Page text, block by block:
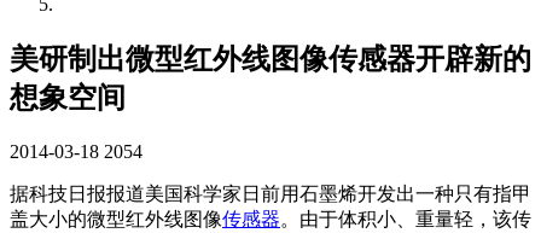
美研制出微型红外线图像传感器开辟新的
想象空间
2014-03-18 2054
据科技日报报道美国科学家日前用石墨烯开发出一种只有指甲
盖大小的微型红外线图像传感器。由于体积小、重量轻，该传